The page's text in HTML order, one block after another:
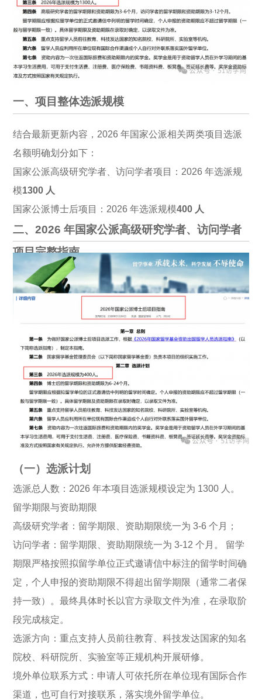
一、项目整体选派规模
结合最新更新内容，2026 年国家公派相关两类项目选派
名额明确划分如下：
国家公派高级研究学者、访问学者项目：2026 年选派规
模1300 人
国家公派博士后项目：2026 年选派规模400 人
二、2026 年国家公派高级研究学者、访问学者
项目完整指南
（一）选派计划
选派总人数：2026 年本项目选派规模设定为 1300 人。
留学期限与资助期限
高级研究学者：留学期限、资助期限统一为 3-6 个月；
访问学者：留学期限、资助期限统一为 3-12 个月。 留学
期限严格按照拟留学单位正式邀请信中标注的留学时间确
定，个人申报的资助期限不得超出留学期限（通常二者保
持一致）。最终具体时长以官方录取文件为准，在录取阶
段完成核定。
选派方向：重点支持人员前往教育、科技发达国家的知名
院校、科研院所、实验室等正规机构开展研修。
境外单位联系方式：申请人可依托所在单位现有国际合作
渠道，也可自行对接联系，落实境外留学单位。